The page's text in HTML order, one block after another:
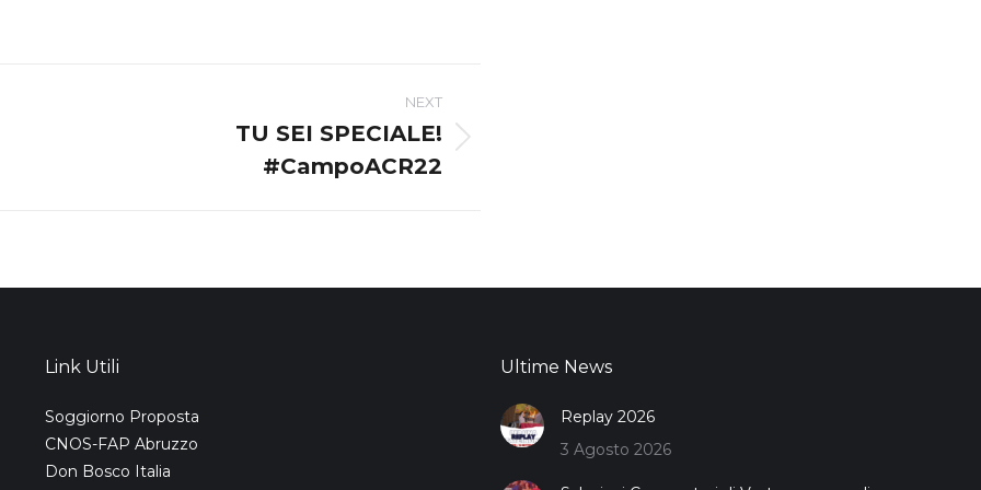
NEXT
TU SEI SPECIALE!
#CampoACR22
Link Utili
Soggiorno Proposta
CNOS-FAP Abruzzo
Don Bosco Italia
Ultime News
Replay 2026
3 Agosto 2026